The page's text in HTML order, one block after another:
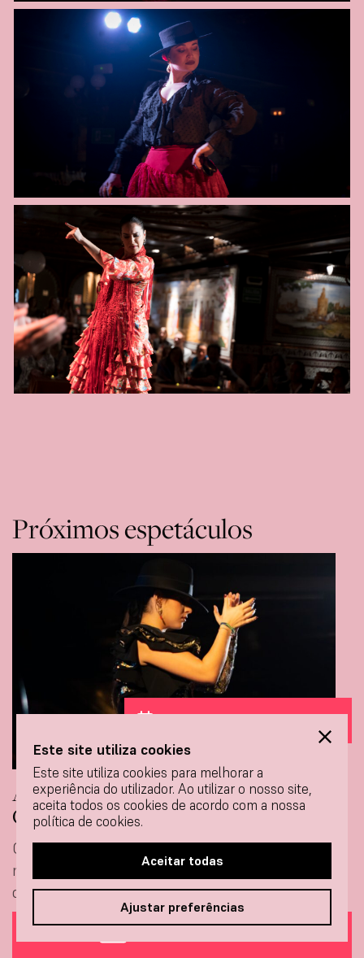
Próximos espetáculos
A alma antiga de um novo talento:
Claudia de Utrera
Convidamos você a descobrir a força e a
maturidade de Claudia de Utrera, uma bailaora
que prova que
MAIS INFORMAÇÕES
Este site utiliza cookies
Este site utiliza cookies para melhorar a
experiência do utilizador. Ao utilizar o nosso site,
aceita todos os cookies de acordo com a nossa
política de cookies.
Aceitar todas
Ajustar preferências